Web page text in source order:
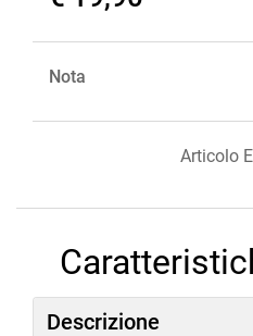
Nota
Articolo
Descrizione